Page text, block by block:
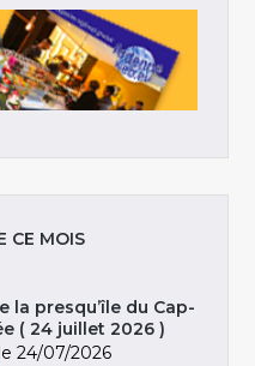
CE MOIS
la presqu’île du Cap-
( 24 juillet 2026 )
le 24/07/2026